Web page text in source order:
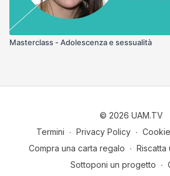
Masterclass - Adolescenza e sessualità
© 2026 UAM.TV
Termini ∙ Privacy Policy ∙
Compra una carta regalo ∙ Riscatta
Sottoponi un progetto ∙